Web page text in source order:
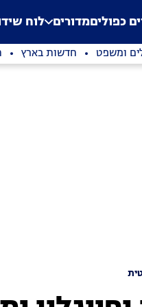
Application error: a
. כפוליםמדורים לוח
ומשפט חדשות בארץ